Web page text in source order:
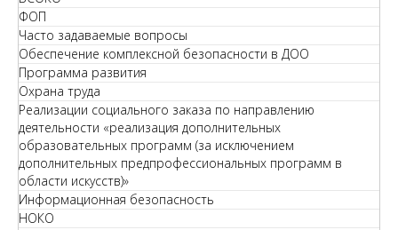
ФОП
Часто задаваемые вопросы
Обеспечение комплексной безопасности в ДОО
Программа развития
Охрана труда
Реализации социального заказа по направлению
деятельности «реализация дополнительных
образовательных программ (за исключением
дополнительных предпрофессиональных программ в
области искусств)»
Информационная безопасность
НОКО